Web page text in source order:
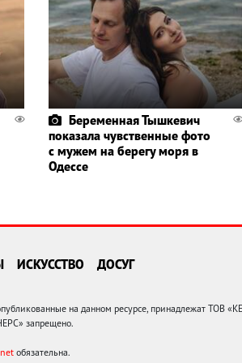
Беременная Тышкевич
показала чувственные фото
с мужем на берегу моря в
Одессе
ИСКУССТВО ДОСУГ
на данном ресурсе, принадлежат ТОВ
запрещено.
обязательна.